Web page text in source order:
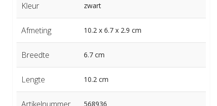
Kleur zwart
Afmeting 10.2 x 6.7 x 2.9 cm
Breedte 6.7 cm
Lengte 10.2 cm
568936